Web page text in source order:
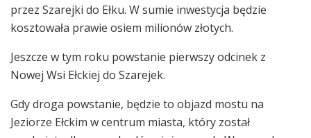
przez Szarejki do Ełku. W sumie inwestycja będzie
kosztowała prawie osiem milionów złotych.
Jeszcze w tym roku powstanie pierwszy odcinek z
Nowej Wsi Ełckiej do Szarejek.
Gdy droga powstanie, będzie to objazd mostu na
Jeziorze Ełckim w centrum miasta, który został